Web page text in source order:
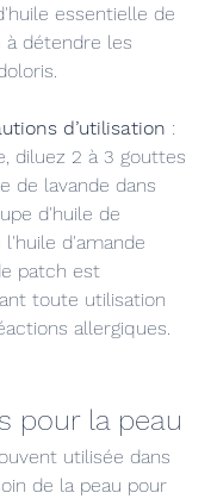
essentielle de
à détendre les
d’utilisation :
diluez 2 à 3 gouttes
de lavande dans
d'huile de
d'amande
patch est
toute utilisation
allergiques.
pour la peau
utilisée dans
de la peau pour